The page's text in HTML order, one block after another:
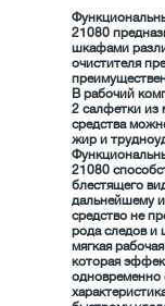
21080
шкафами
очистителя
В рабочий
2 салфетки
средства
жир и
21080
блестящего
дальнейшему
средство не
рода следов и
мягкая
которая